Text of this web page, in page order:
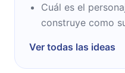
Cuál es el
construye como
Ver todas las ideas